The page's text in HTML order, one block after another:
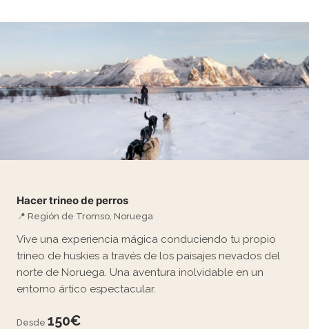
Hacer trineo de perros
📍 Región de Tromso, Noruega
Vive una experiencia mágica conduciendo tu propio
trineo de huskies a través de los paisajes nevados del
norte de Noruega. Una aventura inolvidable en un
entorno ártico espectacular.
Desde 150€